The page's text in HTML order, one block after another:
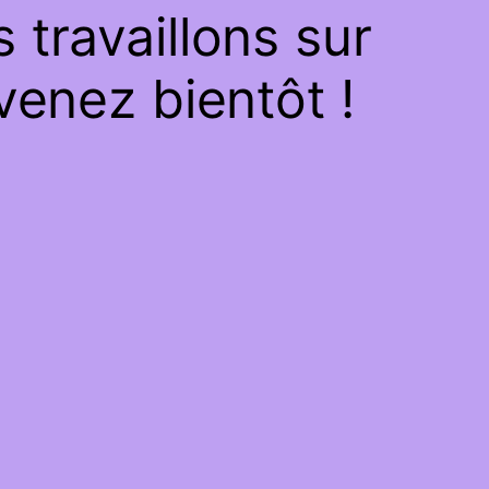
travaillons sur
bientôt !